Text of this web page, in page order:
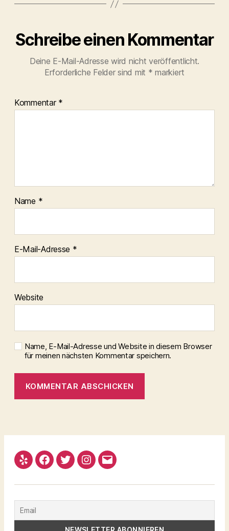
Schreibe einen Kommentar
Deine E-Mail-Adresse wird nicht veröffentlicht.
Erforderliche Felder sind mit * markiert
Kommentar *
Name *
E-Mail-Adresse *
Website
Name, E-Mail-Adresse und Website in diesem Browser
für meinen nächsten Kommentar speichern.
Yelp Facebook
TwitterInstagram
Email